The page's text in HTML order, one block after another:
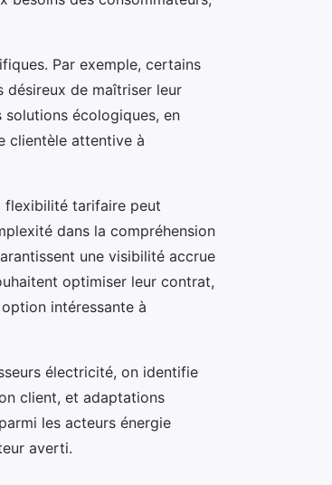
Par exemple, certains
désireux de maîtriser leur
solutions écologiques, en
clientèle attentive à
flexibilité tarifaire peut
dans la compréhension
une visibilité accrue
optimiser leur contrat,
intéressante à
électricité, on identifie
client, et adaptations
les acteurs énergie
averti.